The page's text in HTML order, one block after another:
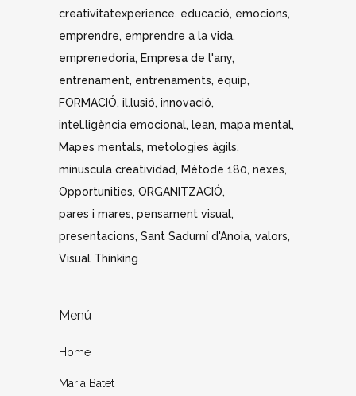
creativitatexperience educació emocions
emprendre emprendre a la vida
emprenedoria Empresa de l'any
entrenament entrenaments equip
FORMACIÓ il.lusió innovació
intel.ligència emocional lean mapa mental
Mapes mentals metologies àgils
minuscula creatividad
Mètode 180 nexes
Opportunities ORGANITZACIÓ
pares i mares pensament visual
presentacions Sant Sadurní d'Anoia valors
Visual Thinking
Menú
Home
Maria Batet